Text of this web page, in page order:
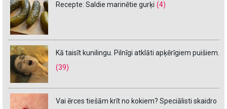
Recepte: Saldie marinētie gurķi (4)
Kā taisīt kunilingu. Pilnīgi atklāti apķērīgiem puišiem.
(39)
Vai ērces tiešām krīt no kokiem? Speciālisti skaidro